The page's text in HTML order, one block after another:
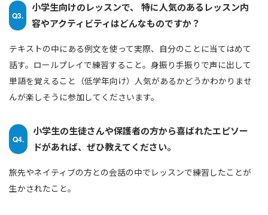
Q3.
小学生向けのレッスンで、 特に人気のあるレッスン内
容やアクティビティはどんなものですか？
テキストの中にある例文を使って実際、自分のことに当てはめて
話す。ロールプレイで練習すること。身振り手振りで声に出して
単語を覚えること（低学年向け）人気があるかどうかわかりませ
んが楽しそうに参加してくださいます。
Q4.
小学生の生徒さんや保護者の方から喜ばれたエピソー
ドがあれば、ぜひ教えてください。
旅先やネイティブの方との会話の中でレッスンで練習したことが
生かされたこと。